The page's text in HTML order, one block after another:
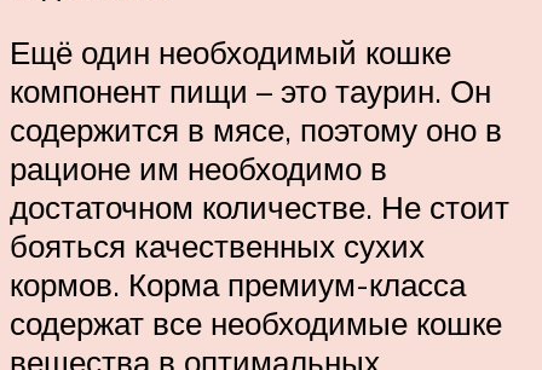
Ещё один необходимый кошке
компонент пищи – это таурин. Он
содержится в мясе, поэтому оно в
рационе им необходимо в
достаточном количестве. Не стоит
бояться качественных сухих
кормов. Корма премиум-класса
содержат все необходимые кошке
вещества в оптимальных